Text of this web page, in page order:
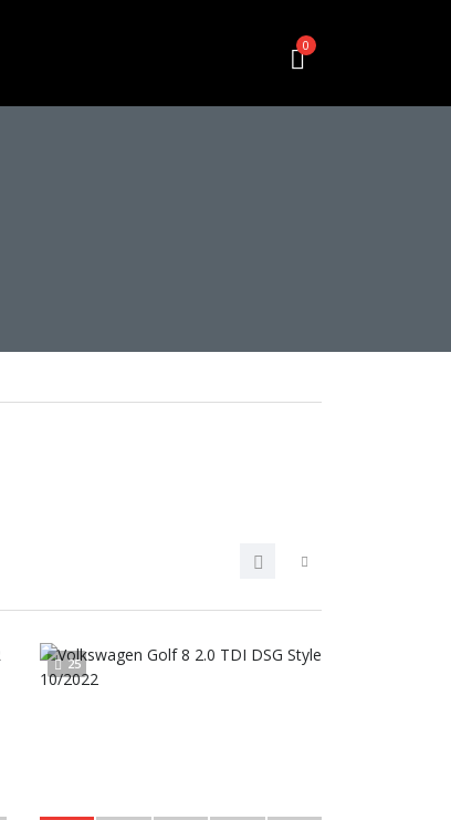
0
25